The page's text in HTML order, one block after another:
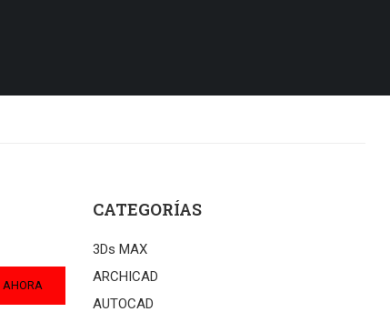
AHORA
CATEGORÍAS
3Ds MAX
ARCHICAD
AUTOCAD